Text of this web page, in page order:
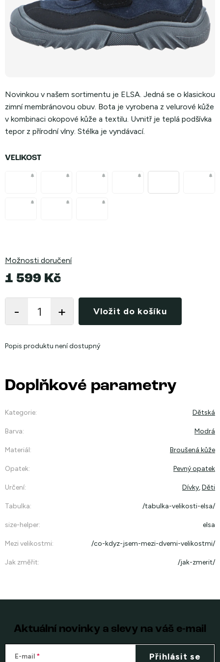
Novinkou v našem sortimentu je ELSA. Jedná se o klasickou
zimní membránovou obuv. Bota je vyrobena z velurové kůže
v kombinaci okopové kůže a textilu. Uvnitř je teplá podšívka
tepor z přírodní vlny. Stélka je vyndávací.
VELIKOST
Možnosti doručení
1 599 Kč
cena:
Vložit do košíku
Popis produktu není dostupný
Doplňkové parametry
Kategorie: Dětská
Barva: Modrá
Materiál: Broušená kůže
Opatek: Pevný opatek
Určení: Dívky,Děti
Tabulka: /tabulka-velikosti-elsa/
size-helper: elsa
Mezi velikostmi: /co-kdyz-jsem-mezi-dvemi-velikostmi/
Jak změřit: /jak-zmerit/
Aktuální novinky a slevy na váš e-mail
E-mail Přihlásit se